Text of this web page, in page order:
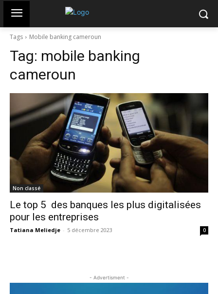
Tags Mobile banking cameroun
Tag: mobile banking
cameroun
Non classé
Le top 5 des banques les plus digitalisées
pour les entreprises
Tatiana Meliedje - 5 décembre 2023 0
- Advertisment -